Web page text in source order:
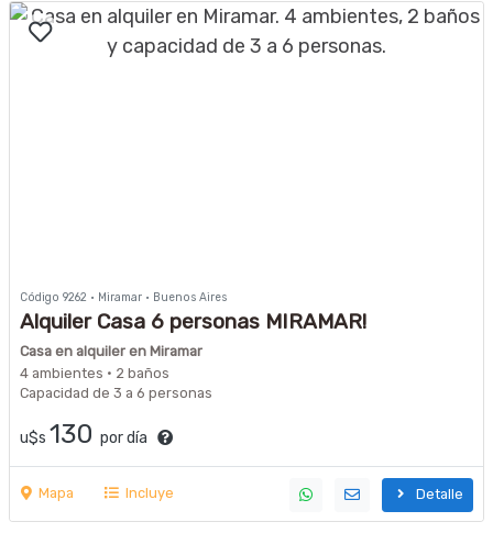
Código 9262 · Miramar · Buenos Aires
Alquiler Casa 6 personas MIRAMAR!
Casa en alquiler en Miramar
4 ambientes · 2 baños
Capacidad de 3 a 6 personas
u$s 130 por día
Mapa Incluye Detalle